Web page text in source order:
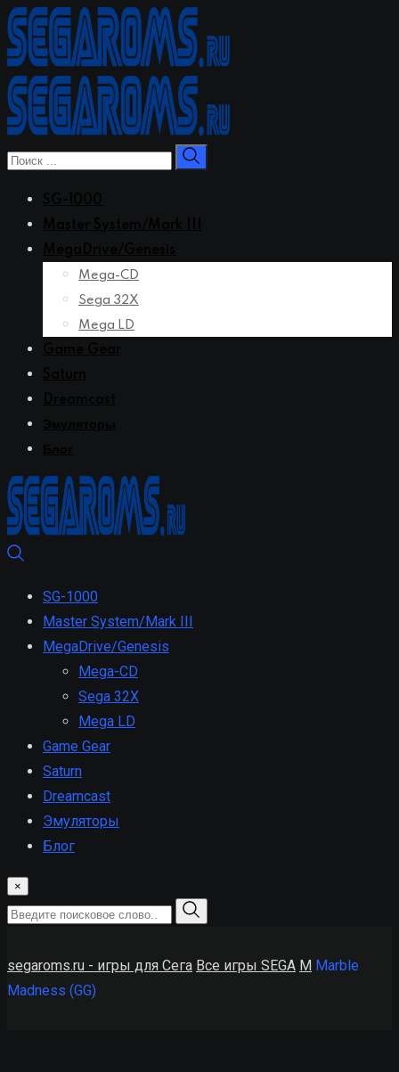
Перейти
к
контенту
Mega-CD
Sega 32X
Mega LD
SG-1000
Master System/Mark III
MegaDrive/Genesis
Mega-CD
Sega 32X
Mega LD
Game Gear
Saturn
Dreamcast
Эмуляторы
Блог
×
segaroms.ru - игры для Сега Все игры SEGA M Marble
Madness (GG)